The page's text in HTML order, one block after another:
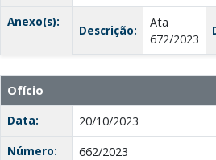
Anexo(s):
Descrição:
Ata
672/2023
Ofício
Data:
20/10/2023
Número:
662/2023